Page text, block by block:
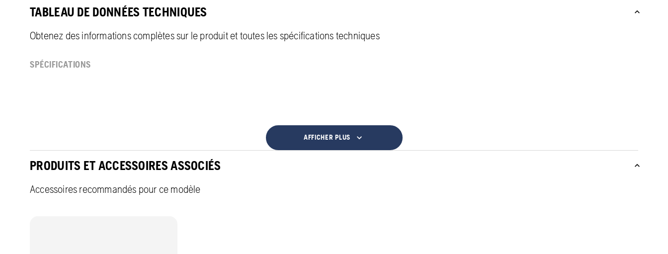
TABLEAU DE DONNÉES TECHNIQUES
Obtenez des informations complètes sur le produit et toutes les spécifications techniques
SPÉCIFICATIONS
AFFICHER PLUS
PRODUITS ET ACCESSOIRES ASSOCIÉS
Accessoires recommandés pour ce modèle